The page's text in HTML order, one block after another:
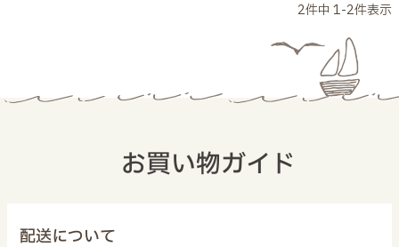
2件中 1-2件表示
お買い物ガイド
配送について